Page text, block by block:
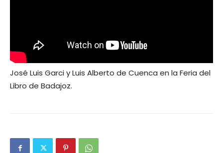
José Luis Garci y Luis Alberto de Cuenca en la Feria del
Libro de Badajoz.